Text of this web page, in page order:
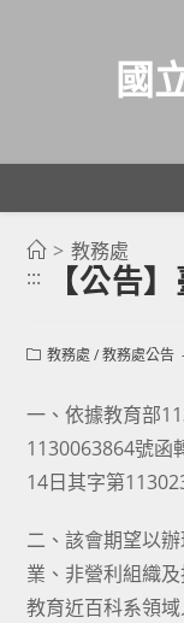
國
> 教務處
:::
【公告
Post教務處 / 教務處公告
一、依據教育部
1130063864號函
14日其字第
二、該會期望以
業、非營利組織
教育近百科系領